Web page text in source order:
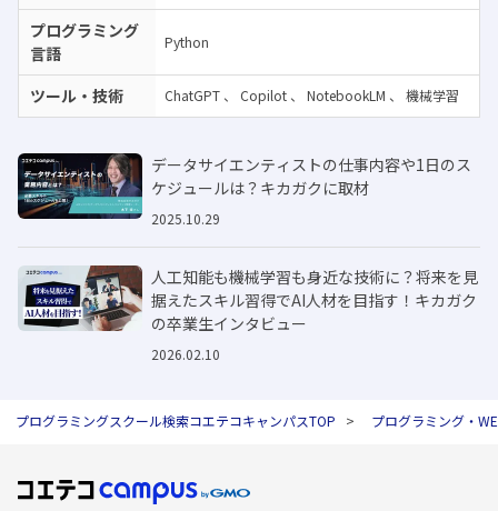
プログラミング
言語
Python
ツール・技術 ChatGPT 、 Copilot 、 NotebookLM 、 機械学習
データサイエンティストの仕事内容や1日のス
ケジュールは？キカガクに取材
2025.10.29
人工知能も機械学習も身近な技術に？将来を見
据えたスキル習得でAI人材を目指す！キカガク
の卒業生インタビュー
2026.02.10
プログラミングスクール検索コエテコキャンパスTOP プログラミング・